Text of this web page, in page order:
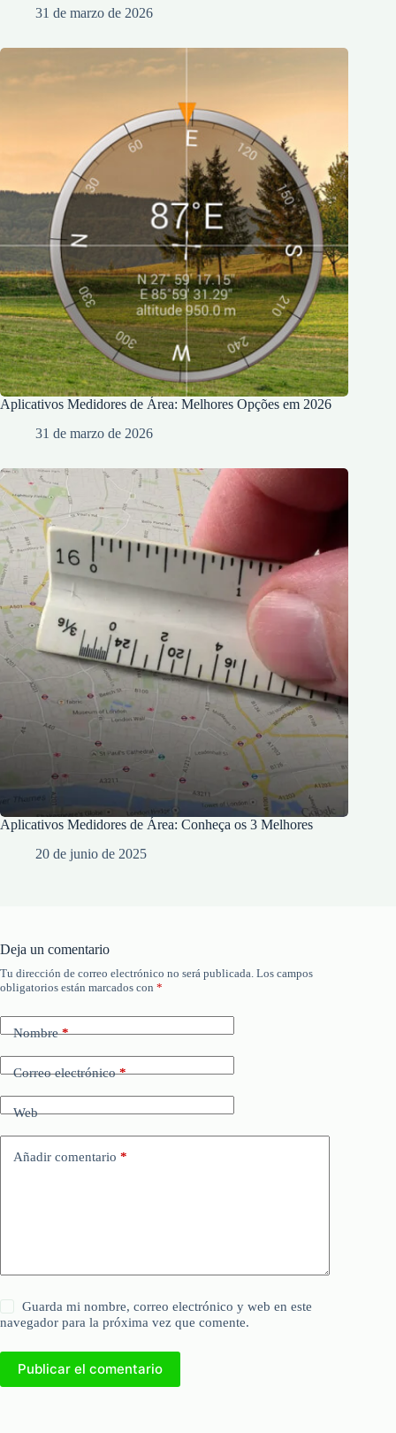
31 de marzo de 2026
Aplicativos Medidores de Área: Melhores Opções em 2026
31 de marzo de 2026
Aplicativos Medidores de Área: Conheça os 3 Melhores
20 de junio de 2025
Deja un comentario
Tu dirección de correo electrónico no será publicada. Los campos
obligatorios están marcados con *
Nombre*
Correo electrónico*
Web
Añadir comentario *
Guarda mi nombre, correo electrónico y web en este
navegador para la próxima vez que comente.
Publicar el comentario